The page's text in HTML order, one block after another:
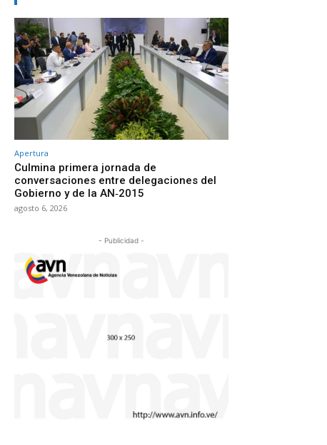
Apertura
Culmina primera jornada de
conversaciones entre delegaciones del
Gobierno y de la AN‑2015
agosto 6, 2026
- Publicidad -